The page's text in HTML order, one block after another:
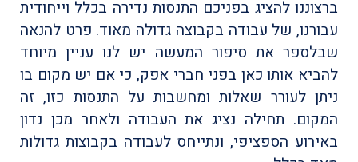
ברצוננו להציג בפניכם התנסות נדירה בכלל וייחודית
עבורנו, של עבודה בקבוצה גדולה מאוד. פרט להנאה
שבלספר את סיפור המעשה יש לנו עניין מיוחד
להביא אותו כאן בפני חברי אפק, כי אם יש מקום בו
ניתן לעורר שאלות ומחשבות על התנסות כזו, זה
המקום. תחילה נציג את העבודה ולאחר מכן נדון
באירוע הספציפי, ונתייחס לעבודה בקבוצות גדולות